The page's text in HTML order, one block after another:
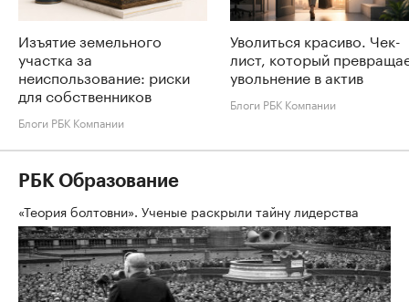
Изъятие земельного
участка за
неиспользование: риски
для собственников
Блоги РБК Компании
Уволиться красиво. Чек-
лист, который
увольнение в актив
Блоги РБК Компании
РБК Образование
«Теория болтовни». Ученые раскрыли тайну лидерства